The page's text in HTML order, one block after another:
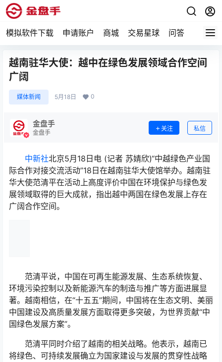
模拟软件下载 申请账户 商城 交易星球 问答 专题
越南驻华大使：越中在绿色发展领域合作空间
广阔
媒体新闻 5月18日 0
金盘手
金盘手
关注 私信
中新社北京5月18日电 (记者 苏婧欣)“中越绿色产业国
际合作对接交流活动”18日在越南驻华大使馆举办。越南驻
华大使范清平在活动上高度评价中国在环境保护与绿色发
展领域取得的巨大成就，指出越中两国在绿色发展上存在
广阔合作空间。
范清平说，中国在可再生能源发展、生态系统恢复、
环境污染控制以及新能源汽车的制造与推广等方面进展显
著。越南相信，在“十五五”期间，中国将在生态文明、美丽
中国建设及高质量发展方面取得更多突破，为世界贡献“中
国绿色发展方案”。
范清平同时介绍了越南的相关战略。他表示，越南已
将绿色、可持续发展确立为国家建设与发展的贯穿性战略